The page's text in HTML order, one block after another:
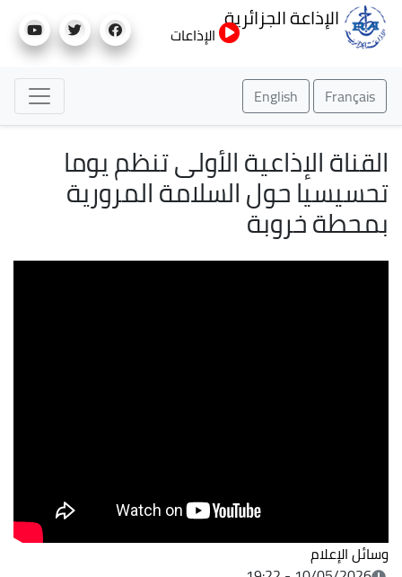
إلى
الإذاعة الجزائرية
الإذاعات
Français
English
القناة الإذاعية الأولى تنظم يوما
تحسيسيا حول السلامة المرورية
بمحطة خروبة
وسائل الإعلام